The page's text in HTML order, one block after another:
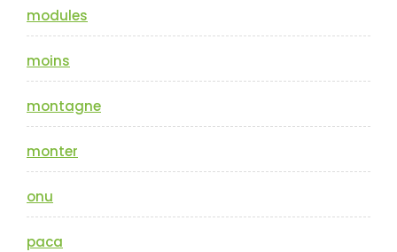
modules
moins
montagne
monter
onu
paca